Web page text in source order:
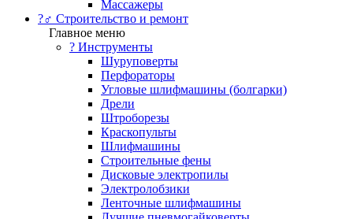
Массажеры
?‍♂️ Строительство и ремонт
Главное меню
?️ Инструменты
Шуруповерты
Перфораторы
Угловые шлифмашины (болгарки)
Дрели
Штроборезы
Краскопульты
Шлифмашины
Строительные фены
Дисковые электропилы
Электролобзики
Ленточные шлифмашины